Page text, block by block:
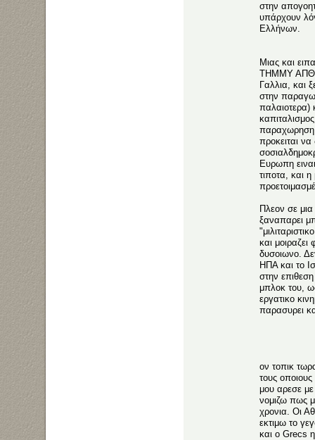
στην
υπάρχουν
Ελλήνων.
Μιας και
ΤΗΜΜΥ ΑΠΘ
Γαλλια, και
στην
παλαιοτερα)
παραχωρηση
προκειται
Ευρωπη
τιποτα, και
Πλεον σε
ξαναπαρει
και
δυσοιωνο.
ΗΠΑ και το
στην
μπλοκ του,
εργατικο
παρασυρει
ον τοπικ
τους
μου αρεσε με
νομιζω πως
χρονια. Οι
εκτιμω το
και ο Grecs